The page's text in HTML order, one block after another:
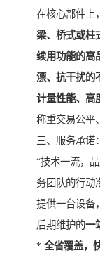
在核心部件上
梁、桥式或柱
续用功能的高
漂、抗干扰的
计量性能、高
称重交易公平
三、服务承诺
“技术一流，
务团队的行动
提供一台设备
后期维护的一
* 全省覆盖，